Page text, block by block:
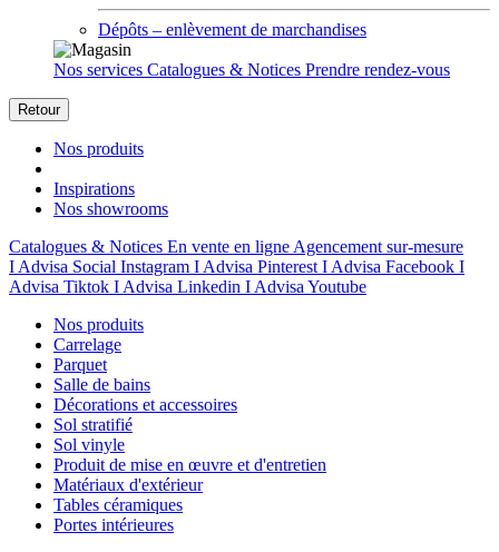
Dépôts – enlèvement de marchandises
Nos services Catalogues & Notices Prendre rendez-vous
Retour
Nos produits
Inspirations
Nos showrooms
Catalogues & Notices En vente en ligne Agencement sur-mesure
I Advisa Social Instagram I Advisa Pinterest I Advisa Facebook I
Advisa Tiktok I Advisa Linkedin I Advisa Youtube
Nos produits
Carrelage
Parquet
Salle de bains
Décorations et accessoires
Sol stratifié
Sol vinyle
Produit de mise en œuvre et d'entretien
Matériaux d'extérieur
Tables céramiques
Portes intérieures